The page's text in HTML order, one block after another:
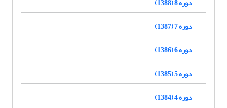
دوره 7 (1387)
دوره 6 (1386)
دوره 5 (1385)
دوره 4 (1384)